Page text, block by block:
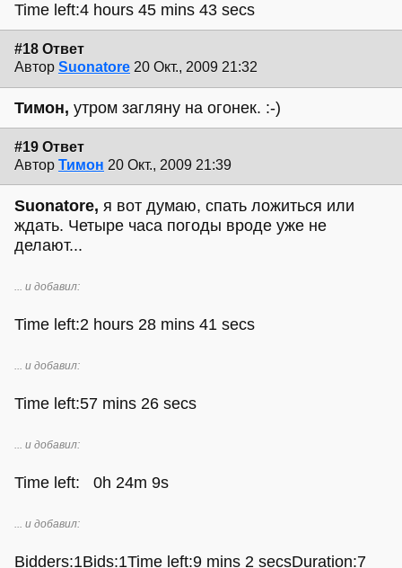
Time left:4 hours 45 mins 43 secs
#18 Ответ
Автор Suonatore 20 Окт., 2009 21:32
Тимон, утром загляну на огонек. :-)
#19 Ответ
Автор Тимон 20 Окт., 2009 21:39
Suonatore, я вот думаю, спать ложиться или
ждать. Четыре часа погоды вроде уже не
делают...
... и добавил:
Time left:2 hours 28 mins 41 secs
... и добавил:
Time left:57 mins 26 secs
... и добавил:
Time left: 0h 24m 9s
... и добавил:
Bidders:1Bids:1Time left:9 mins 2 secsDuration:7